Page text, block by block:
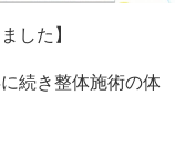
した】
続き整体施術の体